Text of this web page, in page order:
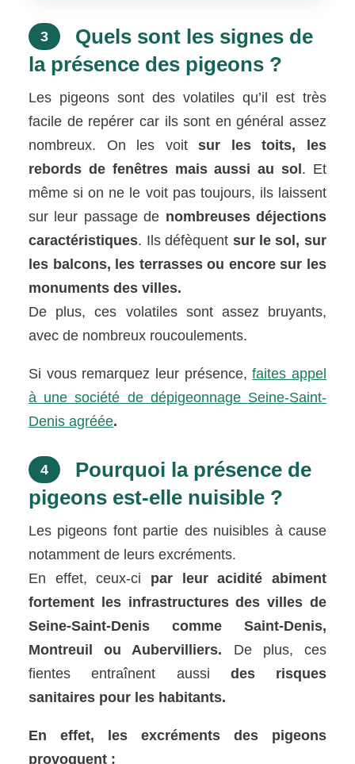
3
Quels sont les signes de
la présence des pigeons ?
Les pigeons sont des volatiles qu’il est très
facile de repérer car ils sont en général assez
nombreux. On les voitsur les toits, les
rebords de fenêtres mais aussi au sol. Et
même si on ne le voit pas toujours, ils laissent
sur leur passage de nombreuses déjections
caractéristiques. Ils défèquent sur le sol, sur
les balcons, les terrasses ou encore sur les
monuments des villes.
De plus, ces volatiles sont assez bruyants,
avec de nombreux roucoulements.
Si vous remarquez leur présence,faites appel
à une société de dépigeonnage Seine-Saint-
Denis agréée.
4
Pourquoi la présence de
pigeons est-elle nuisible ?
Les pigeons font partie des nuisibles à cause
notamment de leurs excréments.
En effet, ceux-ci par leur acidité abiment
fortement les infrastructures des villes de
Seine-Saint-Denis comme Saint-Denis,
Montreuil ou Aubervilliers. De plus, ces
fientes entraînent aussi des risques
sanitaires pour les habitants.
En effet, les excréments des pigeons
provoquent :